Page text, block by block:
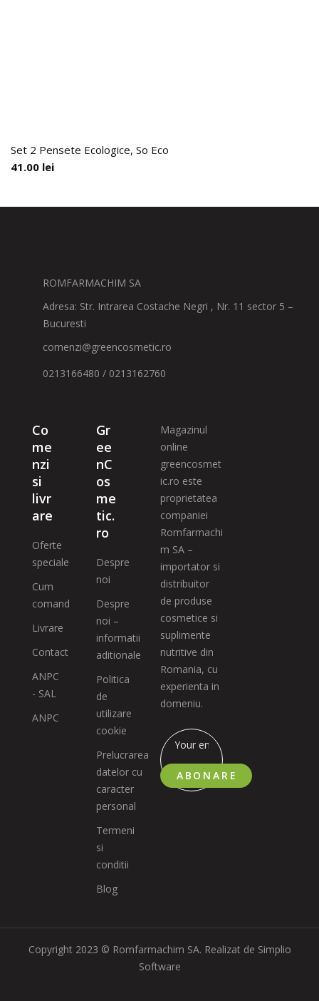
Set 2 Pensete Ecologice, So Eco
41.00 lei
ROMFARMACHIM SA
Adresa: Str. Intrarea Costache Negri , Nr. 11 sector 5 –
Bucuresti
comenzi@greencosmetic.ro
0213166480 / 0213162760
Co
me
nzi
si
livr
are
Oferte
speciale
Cum
comand
Livrare
Contact
ANPC
- SAL
ANPC
Gr
ee
nC
os
me
tic.
ro
Despre
noi
Despre
noi –
informatii
aditionale
Politica
de
utilizare
cookie
Prelucrarea
datelor cu
caracter
personal
Termeni
si
conditii
Blog
Magazinul
online
greencosmet
ic.ro este
proprietatea
companiei
Romfarmachi
m SA –
importator si
distribuitor
de produse
cosmetice si
suplimente
nutritive din
Romania, cu
experienta in
domeniu.
ABONARE
Copyright 2023 © Romfarmachim SA. Realizat de Simplio
Software